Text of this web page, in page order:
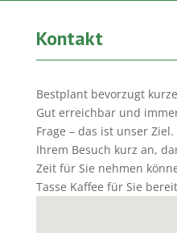
Kontakt
Bestplant bevorzugt
Gut erreichbar und
Frage – das ist unser
Ihrem Besuch kurz an,
Zeit für Sie nehmen
Tasse Kaffee für Sie